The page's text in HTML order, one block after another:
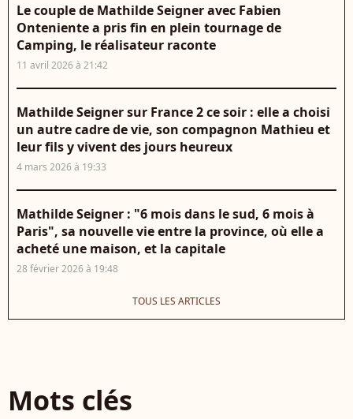
Le couple de Mathilde Seigner avec Fabien
Onteniente a pris fin en plein tournage de
Camping, le réalisateur raconte
11 avril 2026 à 21:42
Mathilde Seigner sur France 2 ce soir : elle a choisi
un autre cadre de vie, son compagnon Mathieu et
leur fils y vivent des jours heureux
4 mars 2026 à 19:33
Mathilde Seigner : "6 mois dans le sud, 6 mois à
Paris", sa nouvelle vie entre la province, où elle a
acheté une maison, et la capitale
28 février 2026 à 19:48
TOUS LES ARTICLES
Mots clés